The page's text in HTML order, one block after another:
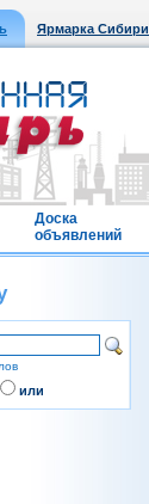
Ярмарка Сибири
Доска
объявлений
или